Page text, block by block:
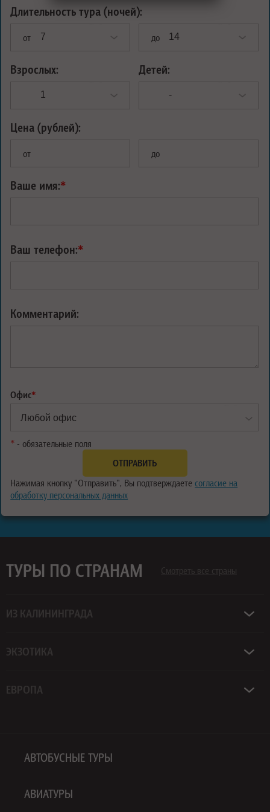
Длительность тура (ночей):
от до
Взрослых: Детей:
Цена (рублей):
от до
Ваше имя:*
Ваш телефон:*
Комментарий:
Офис*
* - обязательные поля
Нажимая кнопку "Отправить", Вы подтверждаете согласие на
обработку персональных данных
ТУРЫ ПО СТРАНАМ Смотреть все страны
ИЗ КАЛИНИНГРАДА
ЭКЗОТИКА
ЕВРОПА
АВТОБУСНЫЕ ТУРЫ
АВИАТУРЫ